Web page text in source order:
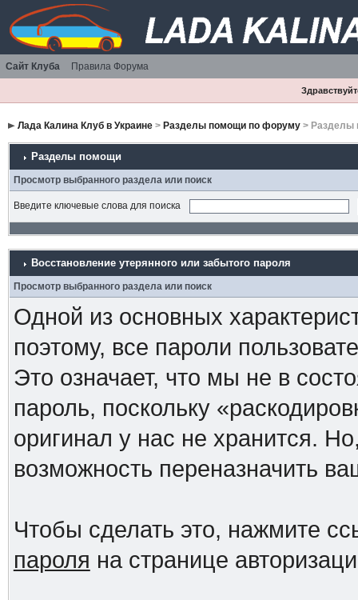
Сайт Клуба Правила Форума
Лада Калина Клуб в Украине> Разделы помощи по форуму> Разделы
Разделы помощи
Просмотр выбранного раздела или поиск
Введите ключевые слова для поиска
Восстановление утерянного или забытого пароля
Просмотр выбранного раздела или поиск
Одной из основных
поэтому, все пароли
Это означает, что мы не в
пароль, поскольку
оригинал у нас не хранится.
возможность переназначить
Чтобы сделать это, нажмите
пароля на странице